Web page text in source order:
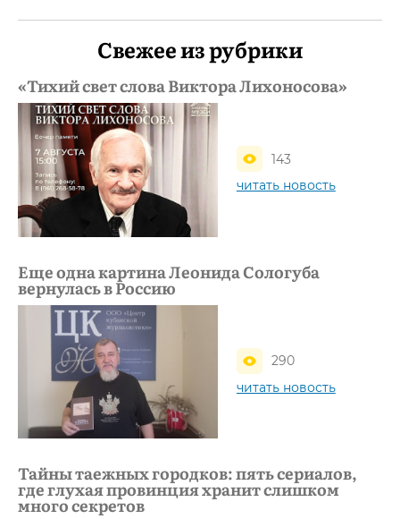
Свежее из рубрики
«Тихий свет слова Виктора Лихоносова»
143
читать новость
Еще одна картина Леонида Сологуба
вернулась в Россию
290
читать новость
Тайны таежных городков: пять сериалов,
где глухая провинция хранит слишком
много секретов